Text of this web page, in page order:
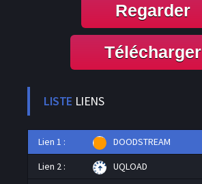
Regarder
Télécharger
LISTE LIENS
Lien 1 :
DOODSTREAM
Lien 2 :
UQLOAD